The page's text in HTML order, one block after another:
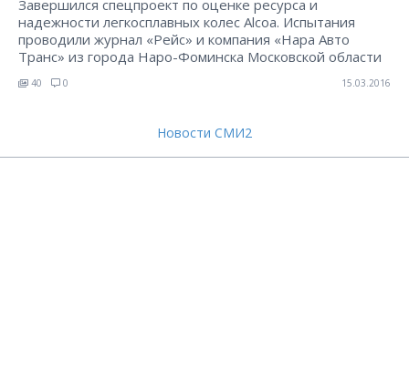
Завершился спецпроект по оценке ресурса и
надежности легкосплавных колес Alcoa. Испытания
проводили журнал «Рейс» и компания «Нара Авто
Транс» из города Наро-Фоминска Московской области
40 0 15.03.2016
Новости СМИ2